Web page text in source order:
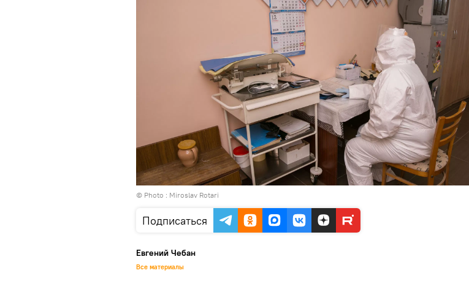
© Photo : Miroslav Rotari
Подписаться
Евгений Чебан
Все материалы